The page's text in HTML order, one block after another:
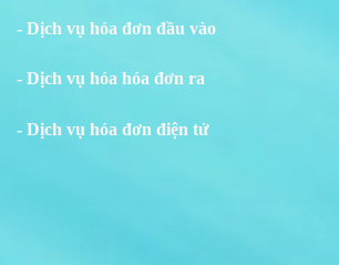
- Dịch vụ hóa đơn đầu vào
- Dịch vụ hóa hóa đơn ra
- Dịch vụ hóa đơn điện tử